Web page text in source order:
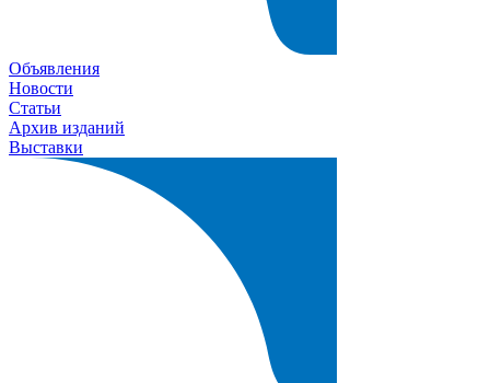
Объявления
Новости
Статьи
Архив изданий
Выставки